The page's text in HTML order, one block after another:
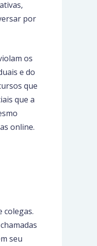
por
os
e do
que
que a
online.
colegas.
seu